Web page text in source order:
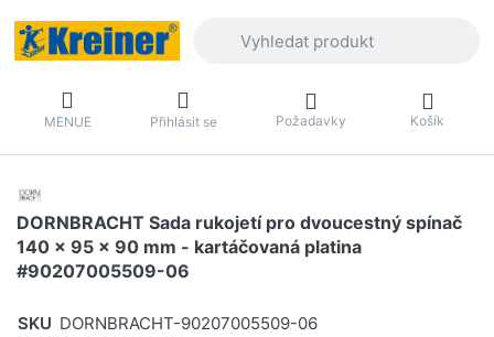
MENUE Přihlásit se Požadavky Košík
DORNBRACHT Sada rukojetí pro dvoucestný spínač
140 x 95 x 90 mm - kartáčovaná platina
#90207005509-06
SKU DORNBRACHT-90207005509-06